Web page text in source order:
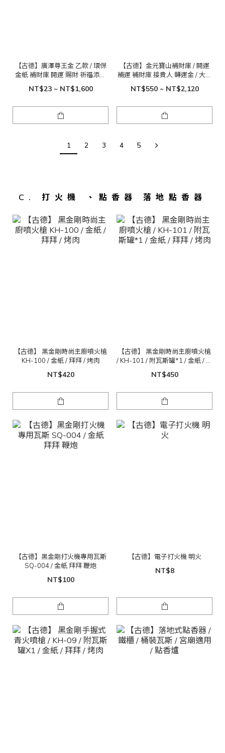
【古德】廣澤尊王金 乙款 / 環保
金紙 補財庫 開運 賜財 祈福添財
NT$23 ~ NT$1,600
【古德】金元寶山補財庫 / 開運
補運 補財庫 接貴人 轉運金 / 大元
NT$550 ~ NT$2,120
1 2 3 4 5
C. 打火機 、點香器 落地點香器
【古德】 黑金剛時尚主廚噴火槍
KH-100 / 金紙 / 拜拜 / 烤肉
NT$420
【古德】 黑金剛時尚主廚噴火槍
/ KH-101 / 附瓦斯罐*1 / 金紙 / 拜
拜 / 烤肉
NT$450
【古德】黑金剛打火機專用瓦斯
SQ-004 / 金紙 拜拜 鞭炮
NT$100
【古德】電子打火機 明火
NT$8